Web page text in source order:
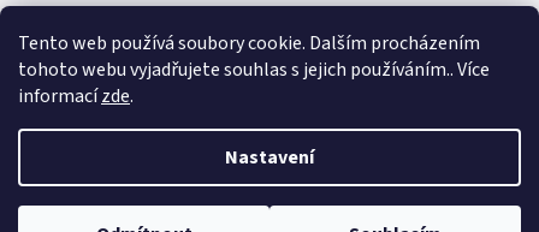
Tento web používá soubory cookie. Dalším procházením
tohoto webu vyjadřujete souhlas s jejich používáním.. Více
informacízde.
Nastavení
Copyright 2026J.Santini. Všechna práva vyhrazena.Upravit